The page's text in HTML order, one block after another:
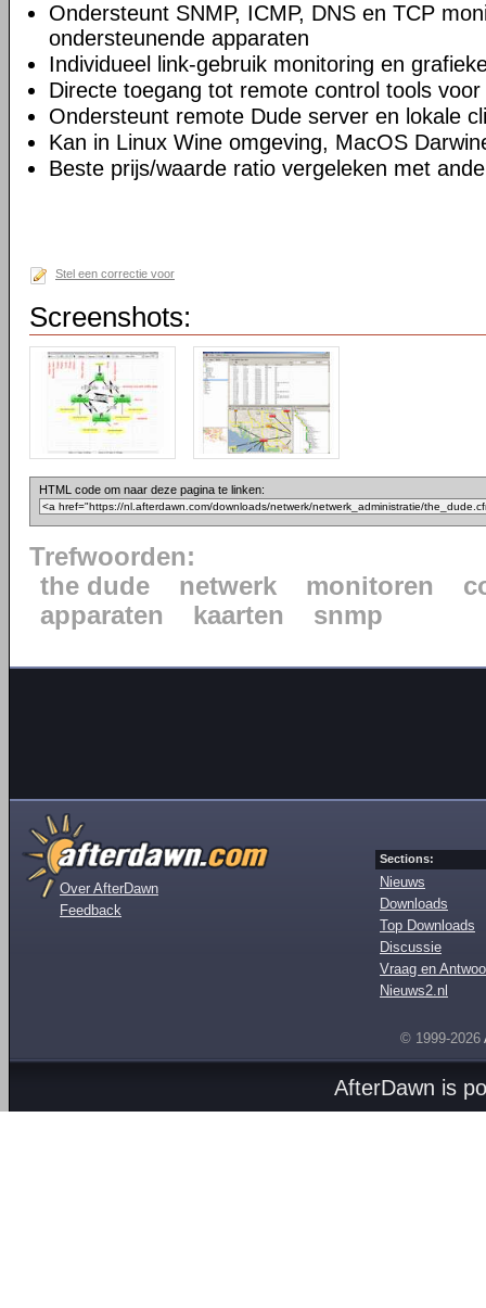
Ondersteunt SNMP, ICMP, DNS en TCP
ondersteunende apparaten
Individueel link-gebruik monitoring en
Directe toegang tot remote control tools
Ondersteunt remote Dude server en lokale
Kan in Linux Wine omgeving, MacOS
Beste prijs/waarde ratio vergeleken met
Stel een correctie voor
Screenshots:
HTML code om naar deze pagina te linken:
Trefwoorden:
the dude
netwerk monitoren
apparaten
kaarten snmp
Over AfterDawn
Feedback
Sections:
Nieuws
Downloads
Top Downloads
Discussie
Vraag en
Nieuws2.nl
© 1999-2026
AfterDawn is